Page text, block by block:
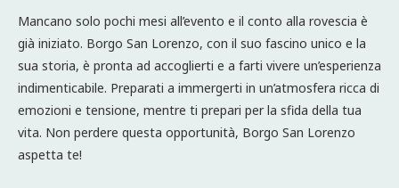
Mancano solo pochi mesi all’evento e il conto alla rovescia è
già iniziato. Borgo San Lorenzo, con il suo fascino unico e la
sua storia, è pronta ad accoglierti e a farti vivere un’esperienza
indimenticabile. Preparati a immergerti in un’atmosfera ricca di
emozioni e tensione, mentre ti prepari per la sfida della tua
vita. Non perdere questa opportunità, Borgo San Lorenzo
aspetta te!